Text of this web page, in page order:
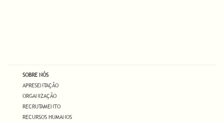
SOBRE NÓS
APRESENTAÇÃO
ORGANIZAÇÃO
RECRUTAMENTO
RECURSOS HUMANOS